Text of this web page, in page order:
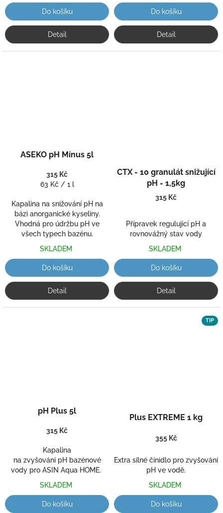
Do košíku
Detail
Do košíku
Detail
hodnocení
je
5,0
5
hvězdiček.
ASEKO pH Mínus 5l
315 Kč
Měrná
63 Kč / 1 l
Kapalina na snižování pH na
bázi anorganické kyseliny.
Vhodná pro údržbu pH ve
všech typech bazénu.
SKLADEM
Do košíku
Detail
hodnocení
produktu
je
5,0
hvězdiček.
CTX - 10 granulát snižující
pH - 1,5kg
315 Kč
Přípravek regulující pH a
rovnovážný stav vody
SKLADEM
Do košíku
Detail
hodnocení
je
z
5
hvězdiček.
pH Plus 5l
315 Kč
Kapalina
na zvyšování pH bazénové
vody pro ASIN Aqua HOME.
SKLADEM
Do košíku
TIP
hodnocení
je
z
Plus EXTREME 1 kg
355 Kč
Extra silné činidlo pro zvyšování
pH ve vodě.
SKLADEM
Do košíku